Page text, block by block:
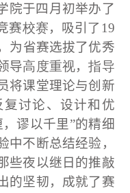
院于四月初举办了
赛校赛，吸引 了 19
为省赛选拔了优秀
导高度重视，指导
将课堂理论与创新
讨论、设计和优
谬以千里”的精细
中不断总结经验，
些夜以继日的推敲
的坚韧，成就了赛